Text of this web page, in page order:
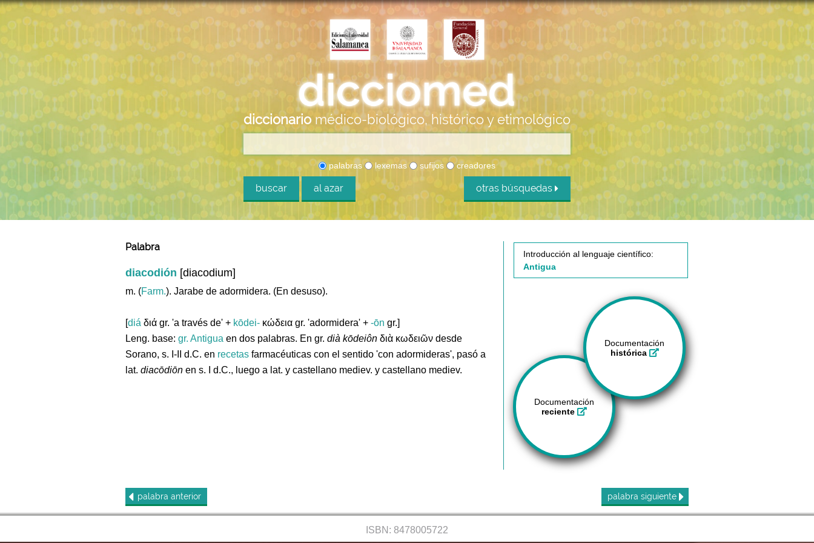
diccionario médico-biológico, histórico y etimológico
palabras lexemas sufijos creadores
buscar al azar otras búsquedas
Palabra
diacodión [diacodium]
m. (Farm.). Jarabe de adormidera. (En desuso).
[diá διά gr. 'a través de' + kōdei- κώδεια gr. 'adormidera' + -ōn gr.]
Leng. base: gr. Antigua en dos palabras. En gr. dià kōdeiôn διὰ κωδειῶν desde
Sorano, s. I-II d.C. en recetas farmacéuticas con el sentido 'con adormideras', pasó a
lat. diacōdiōn en s. I d.C., luego a lat. y castellano mediev. y castellano mediev.
Introducción al lenguaje científico:
Antigua
Documentación
histórica
Documentación
reciente
palabra anterior palabra siguiente
ISBN: 8478005722